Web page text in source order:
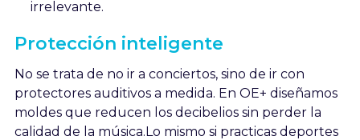
irrelevante.
Protección inteligente
No se trata de no ir a conciertos, sino de ir con
protectores auditivos a medida. En OE+ diseñamos
moldes que reducen los decibelios sin perder la
calidad de la música.Lo mismo si practicas deportes